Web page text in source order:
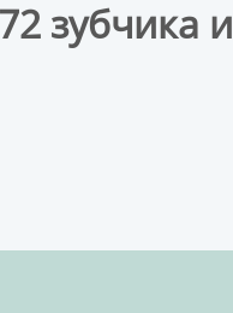
зубчика и